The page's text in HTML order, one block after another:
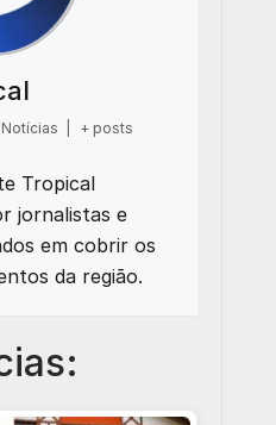
+ posts
Tropical
jornalistas e
em cobrir os
da região.